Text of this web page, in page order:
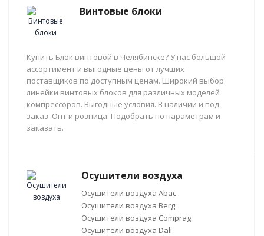
Винтовые блоки
Купить Блок винтовой в Челябинске? У нас большой
ассортимент и выгодные цены от лучших
поставщиков по доступным ценам. Широкий выбор
линейки винтовых блоков для различных моделей
компрессоров. Выгодные условия. В наличии и под
заказ. Опт и розница. Подобрать по параметрам и
заказать.
Осушители воздуха
Осушители воздуха Abac
Осушители воздуха Berg
Осушители воздуха Comprag
Осушители воздуха Dali